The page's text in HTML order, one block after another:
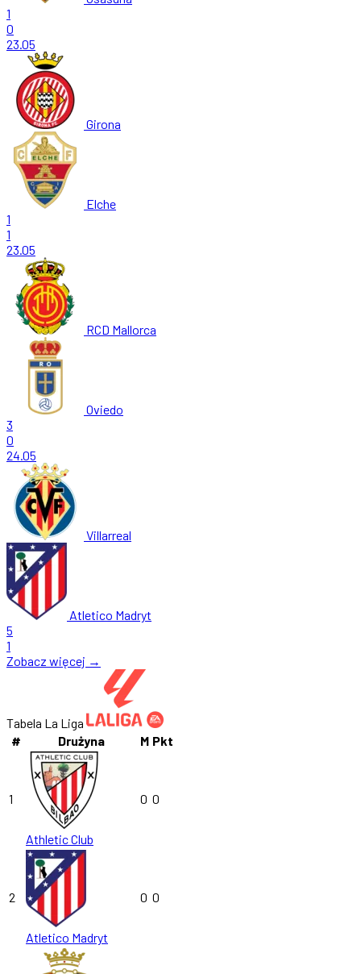
1
0
23.05
Girona
Elche
1
1
23.05
RCD Mallorca
Oviedo
3
0
24.05
Villarreal
Atletico Madryt
5
1
Zobacz więcej →
Tabela La Liga
#
Drużyna M Pkt
1
Athletic Club
0 0
2
Atletico Madryt
0 0